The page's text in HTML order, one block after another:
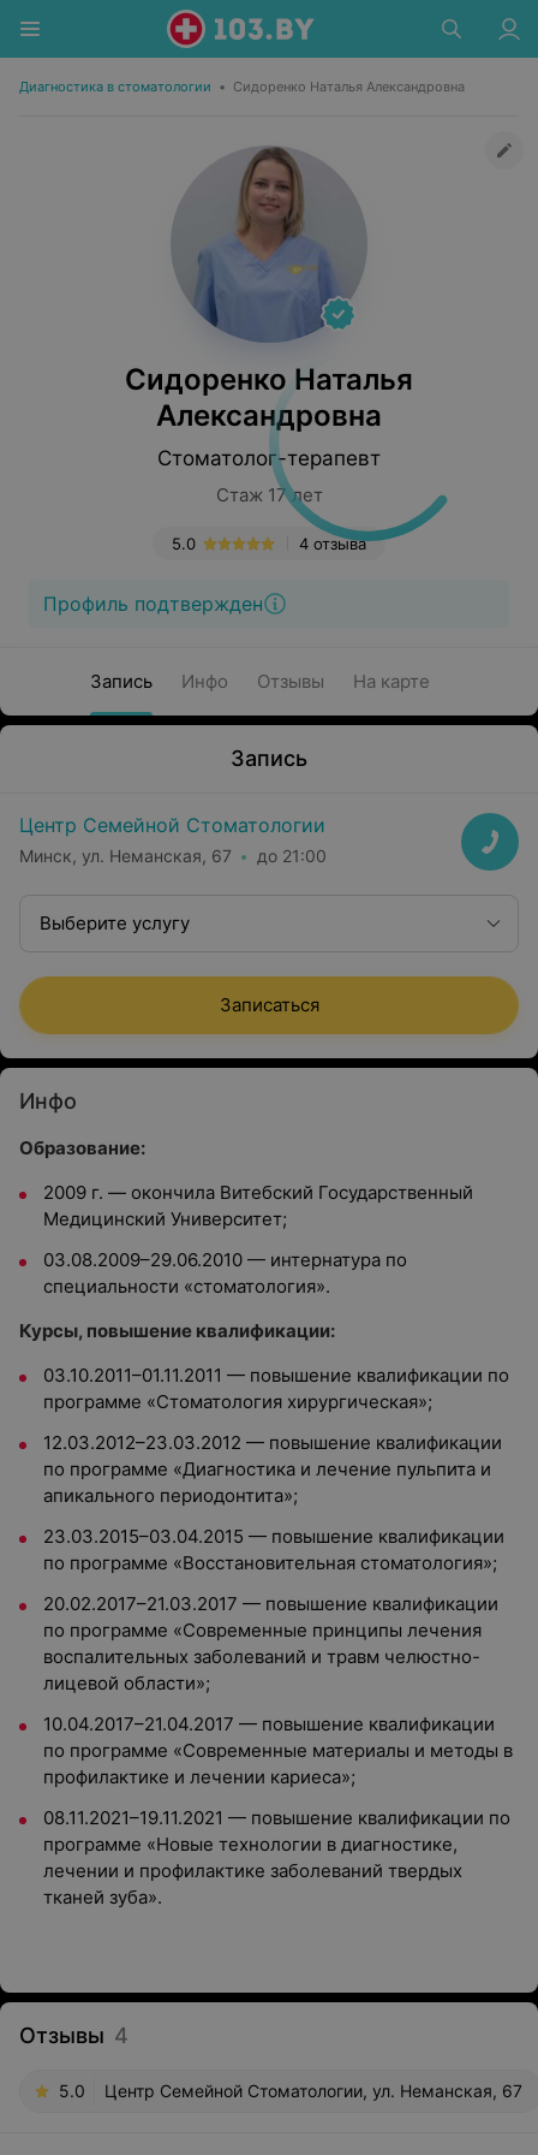
Диагностика в стоматологии • Сидоренко Наталья Александровна
Сидоренко Наталья
Александровна
Стоматолог-терапевт
Стаж 17 лет
4 отзыва
5.0
Профиль подтвержден
Запись Инфо Отзывы На карте
Запись
Центр Семейной Стоматологии
Минск, ул. Неманская, 67 до 21:00
Выберите услугу
Записаться
Инфо
Образование:
2009 г. — окончила Витебский Государственный
Медицинский Университет;
03.08.2009–29.06.2010 — интернатура по
специальности «стоматология».
Курсы, повышение квалификации:
03.10.2011–01.11.2011 — повышение квалификации по
программе «Стоматология хирургическая»;
12.03.2012–23.03.2012 — повышение квалификации
по программе «Диагностика и лечение пульпита и
апикального периодонтита»;
23.03.2015–03.04.2015 — повышение квалификации
по программе «Восстановительная стоматология»;
20.02.2017–21.03.2017 — повышение квалификации
по программе «Современные принципы лечения
воспалительных заболеваний и травм челюстно-
лицевой области»;
10.04.2017–21.04.2017 — повышение квалификации
по программе «Современные материалы и методы в
профилактике и лечении кариеса»;
08.11.2021–19.11.2021 — повышение квалификации по
программе «Новые технологии в диагностике,
лечении и профилактике заболеваний твердых
тканей зуба».
Отзывы 4
5.0 Центр Семейной Стоматологии, ул. Неманская, 67